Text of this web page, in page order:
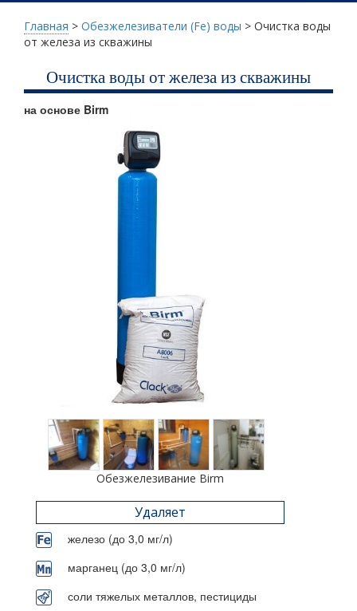
Главная > Обезжелезиватели (Fe) воды > Очистка воды
от железа из скважины
Очистка воды от железа из скважины
на основе Birm
Обезжелезивание Birm
Удаляет
железо (до 3,0 мг/л)
марганец (до 3,0 мг/л)
соли тяжелых металлов, пестициды